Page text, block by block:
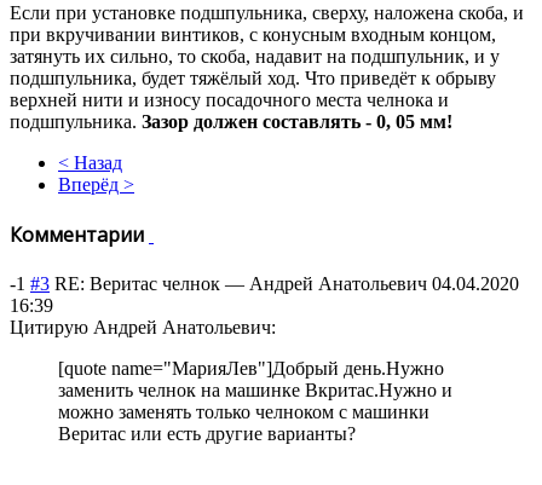
Если при установке подшпульника, сверху, наложена скоба, и
при вкручивании винтиков, с конусным входным концом,
затянуть их сильно, то скоба, надавит на подшпульник, и у
подшпульника, будет тяжёлый ход. Что приведёт к обрыву
верхней нити и износу посадочного места челнока и
подшпульника. Зазор должен составлять - 0, 05 мм!
< Назад
Вперёд >
Комментарии
-1 #3 RE: Веритас челнок — Андрей Анатольевич 04.04.2020
16:39
Цитирую Андрей Анатольевич:
[quote name="МарияЛев"]Добрый день.Нужно
заменить челнок на машинке Вкритас.Нужно и
можно заменять только челноком с машинки
Веритас или есть другие варианты?